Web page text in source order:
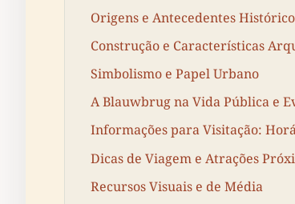
Origens e Antecedentes
Construção e Características
Simbolismo e Papel Urbano
A Blauwbrug na Vida Pública e
Informações para Visitação:
Dicas de Viagem e Atrações
Recursos Visuais e de Média